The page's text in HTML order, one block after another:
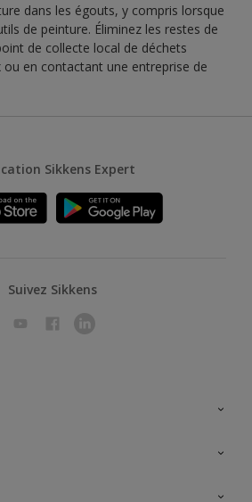
dans les égouts, y compris lorsque
de peinture. Éliminez les restes de
de collecte local de déchets
ou en contactant une entreprise de
Sikkens Expert
Suivez Sikkens